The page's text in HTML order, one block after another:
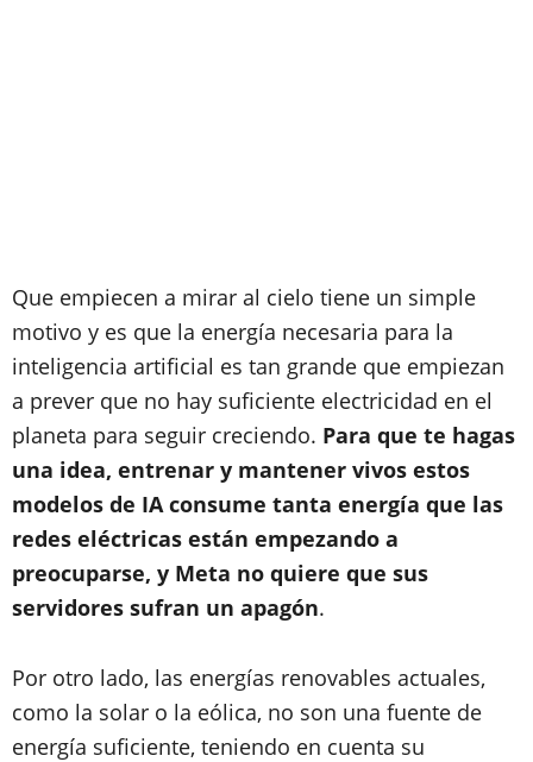
Que empiecen a mirar al cielo tiene un simple
motivo y es que la energía necesaria para la
inteligencia artificial es tan grande que empiezan
a prever que no hay suficiente electricidad en el
planeta para seguir creciendo. Para que te hagas
una idea, entrenar y mantener vivos estos
modelos de IA consume tanta energía que las
redes eléctricas están empezando a
preocuparse, y Meta no quiere que sus
servidores sufran un apagón.
Por otro lado, las energías renovables actuales,
como la solar o la eólica, no son una fuente de
energía suficiente, teniendo en cuenta su